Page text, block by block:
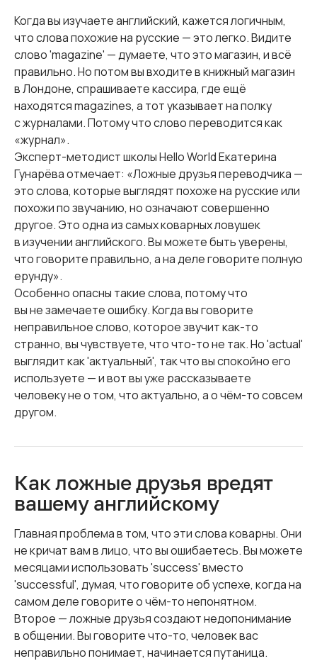
Когда вы изучаете английский, кажется логичным,
что слова похожие на русские — это легко. Видите
слово 'magazine' — думаете, что это магазин, и всё
правильно. Но потом вы входите в книжный магазин
в Лондоне, спрашиваете кассира, где ещё
находятся magazines, а тот указывает на полку
с журналами. Потому что слово переводится как
«журнал».
Эксперт-методист школы Hello World Екатерина
Гунарёва отмечает: «Ложные друзья переводчика —
это слова, которые выглядят похоже на русские или
похожи по звучанию, но означают совершенно
другое. Это одна из самых коварных ловушек
в изучении английского. Вы можете быть уверены,
что говорите правильно, а на деле говорите полную
ерунду».
Особенно опасны такие слова, потому что
вы не замечаете ошибку. Когда вы говорите
неправильное слово, которое звучит как-то
странно, вы чувствуете, что что-то не так. Но 'actual'
выглядит как 'актуальный', так что вы спокойно его
используете — и вот вы уже рассказываете
человеку не о том, что актуально, а о чём-то совсем
другом.
Как ложные друзья вредят
вашему английскому
Главная проблема в том, что эти слова коварны. Они
не кричат вам в лицо, что вы ошибаетесь. Вы можете
месяцами использовать 'success' вместо
'successful', думая, что говорите об успехе, когда на
самом деле говорите о чём-то непонятном.
Второе — ложные друзья создают недопонимание
в общении. Вы говорите что-то, человек вас
неправильно понимает, начинается путаница.